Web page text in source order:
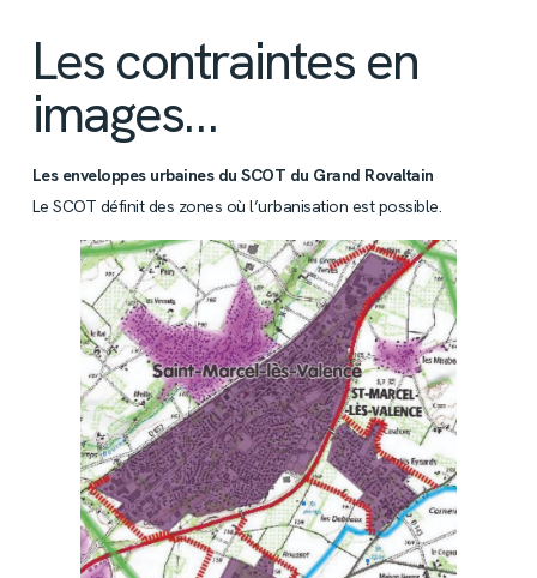
Les contraintes en
images…
Les enveloppes urbaines du SCOT du Grand Rovaltain
Le SCOT définit des zones où l’urbanisation est possible.